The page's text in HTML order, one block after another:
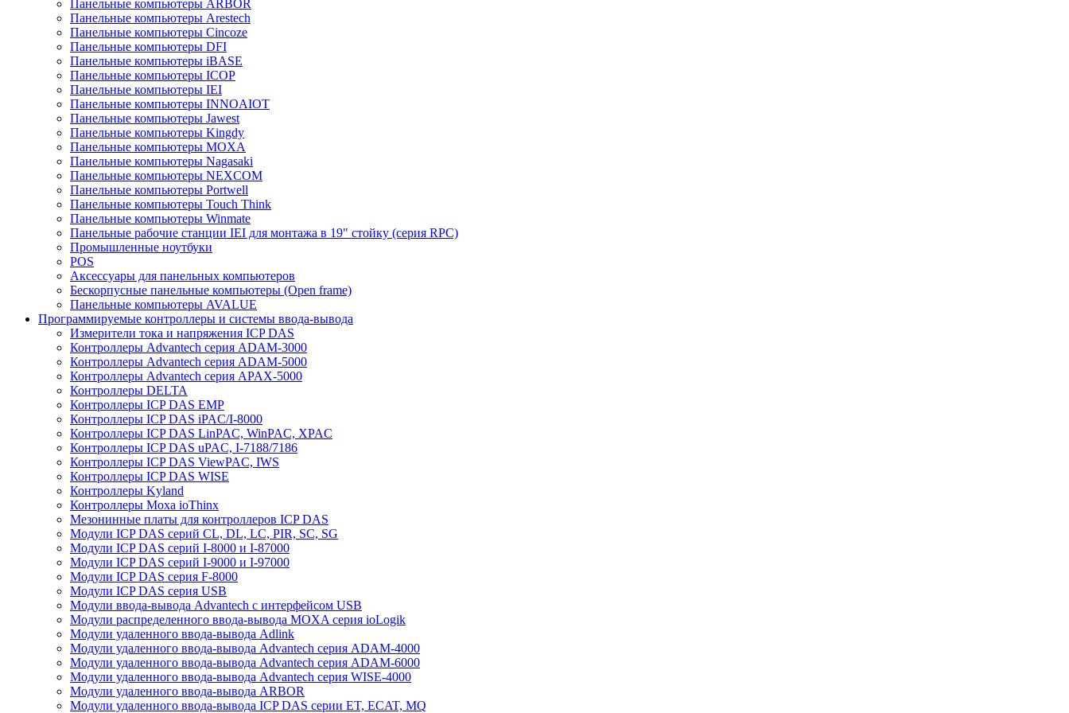
Панельные компьютеры ARBOR
Панельные компьютеры Arestech
Панельные компьютеры Cincoze
Панельные компьютеры DFI
Панельные компьютеры iBASE
Панельные компьютеры ICOP
Панельные компьютеры IEI
Панельные компьютеры INNOAIOT
Панельные компьютеры Jawest
Панельные компьютеры Kingdy
Панельные компьютеры MOXA
Панельные компьютеры Nagasaki
Панельные компьютеры NEXCOM
Панельные компьютеры Portwell
Панельные компьютеры Touch Think
Панельные компьютеры Winmate
Панельные рабочие станции IEI для монтажа в 19" стойку (серия RPC)
Промышленные ноутбуки
POS
Аксессуары для панельных компьютеров
Бескорпусные панельные компьютеры (Open frame)
Панельные компьютеры AVALUE
Программируемые контроллеры и системы ввода-вывода
Измерители тока и напряжения ICP DAS
Контроллеры Advantech серия ADAM-3000
Контроллеры Advantech серия ADAM-5000
Контроллеры Advantech серия APAX-5000
Контроллеры DELTA
Контроллеры ICP DAS EMP
Контроллеры ICP DAS iPAC/I-8000
Контроллеры ICP DAS LinPAC, WinPAC, XPAC
Контроллеры ICP DAS uPAC, I-7188/7186
Контроллеры ICP DAS ViewPAC, IWS
Контроллеры ICP DAS WISE
Контроллеры Kyland
Контроллеры Moxa ioThinx
Мезонинные платы для контроллеров ICP DAS
Модули ICP DAS серий CL, DL, LC, PIR, SC, SG
Модули ICP DAS серий I-8000 и I-87000
Модули ICP DAS серий I-9000 и I-97000
Модули ICP DAS серия F-8000
Модули ICP DAS серия USB
Модули ввода-вывода Advantech с интерфейсом USB
Модули распределенного ввода-вывода MOXA серия ioLogik
Модули удаленного ввода-вывода Adlink
Модули удаленного ввода-вывода Advantech серия ADAM-4000
Модули удаленного ввода-вывода Advantech серия ADAM-6000
Модули удаленного ввода-вывода Advantech серия WISE-4000
Модули удаленного ввода-вывода ARBOR
Модули удаленного ввода-вывода ICP DAS серии ET, ECAT, MQ